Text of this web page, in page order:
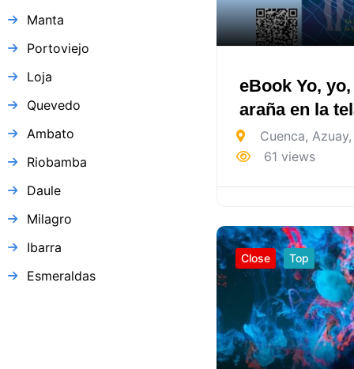
Manta
Portoviejo
Loja
Quevedo
Ambato
Riobamba
Daule
Milagro
Ibarra
Esmeraldas
eBook Yo,
araña en la
Cuenca, Azuay,
61 views
Close Top